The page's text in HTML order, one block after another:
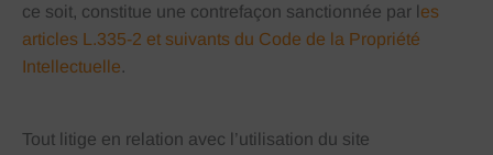
ce soit, constitue une contrefaçon sanctionnée par l es
articles L.335-2 et suivants du Code de la Propriété
Intellectuelle.
Tout litige en relation avec l’utilisation du site